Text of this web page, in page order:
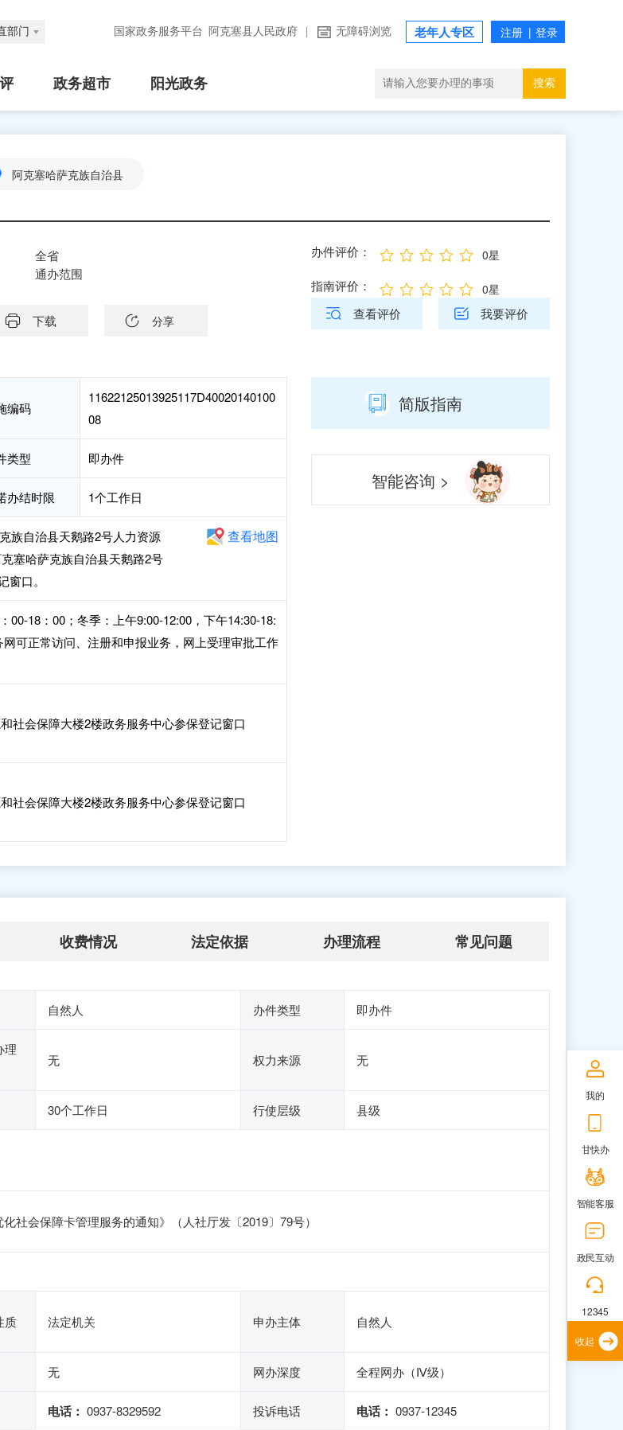
部门 国家政务服务平台 阿克塞县人民政府 无障碍浏览 老年人专区
政务超市 阳光政务 搜索
阿克塞哈萨克族自治县
全省
通办范围
下载 分享
办件评价： 0星
指南评价： 0星
查看评价 我要评价
编码
11622125013925117D40020140100
08
类型 即办件
办结时限 1个工作日
族自治县天鹅路2号人力资源
塞哈萨克族自治县天鹅路2号
口。
查看地图
00-18：00；冬季：上午9:00-12:00，下午14:30-18:
可正常访问、注册和申报业务，网上受理审批工作
社会保障大楼2楼政务服务中心参保登记窗口
社会保障大楼2楼政务服务中心参保登记窗口
简版指南
智能咨询 >
收费情况 法定依据 办理流程 常见问题
自然人 办件类型 即办件
理
无 权力来源 无
30个工作日 行使层级 县级
社会保障卡管理服务的通知》（人社厅发〔2019〕79号）
质 法定机关 申办主体 自然人
无 网办深度 全程网办（Ⅳ级）
电话： 0937-8329592 投诉电话 电话： 0937-12345
我的
甘快办
智能客服
政民互动
12345
收起